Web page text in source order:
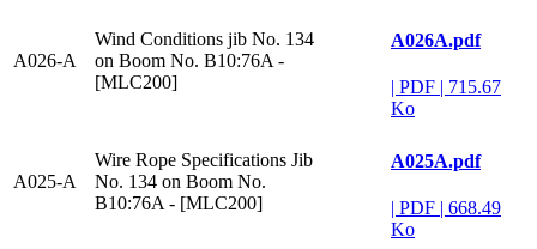
A026-A
Wind Conditions jib No. 134
on Boom No. B10:76A -
[MLC200]
A026A.pdf
| PDF | 715.67
Ko
A025-A
Wire Rope Specifications Jib
No. 134 on Boom No.
B10:76A - [MLC200]
A025A.pdf
| PDF | 668.49
Ko